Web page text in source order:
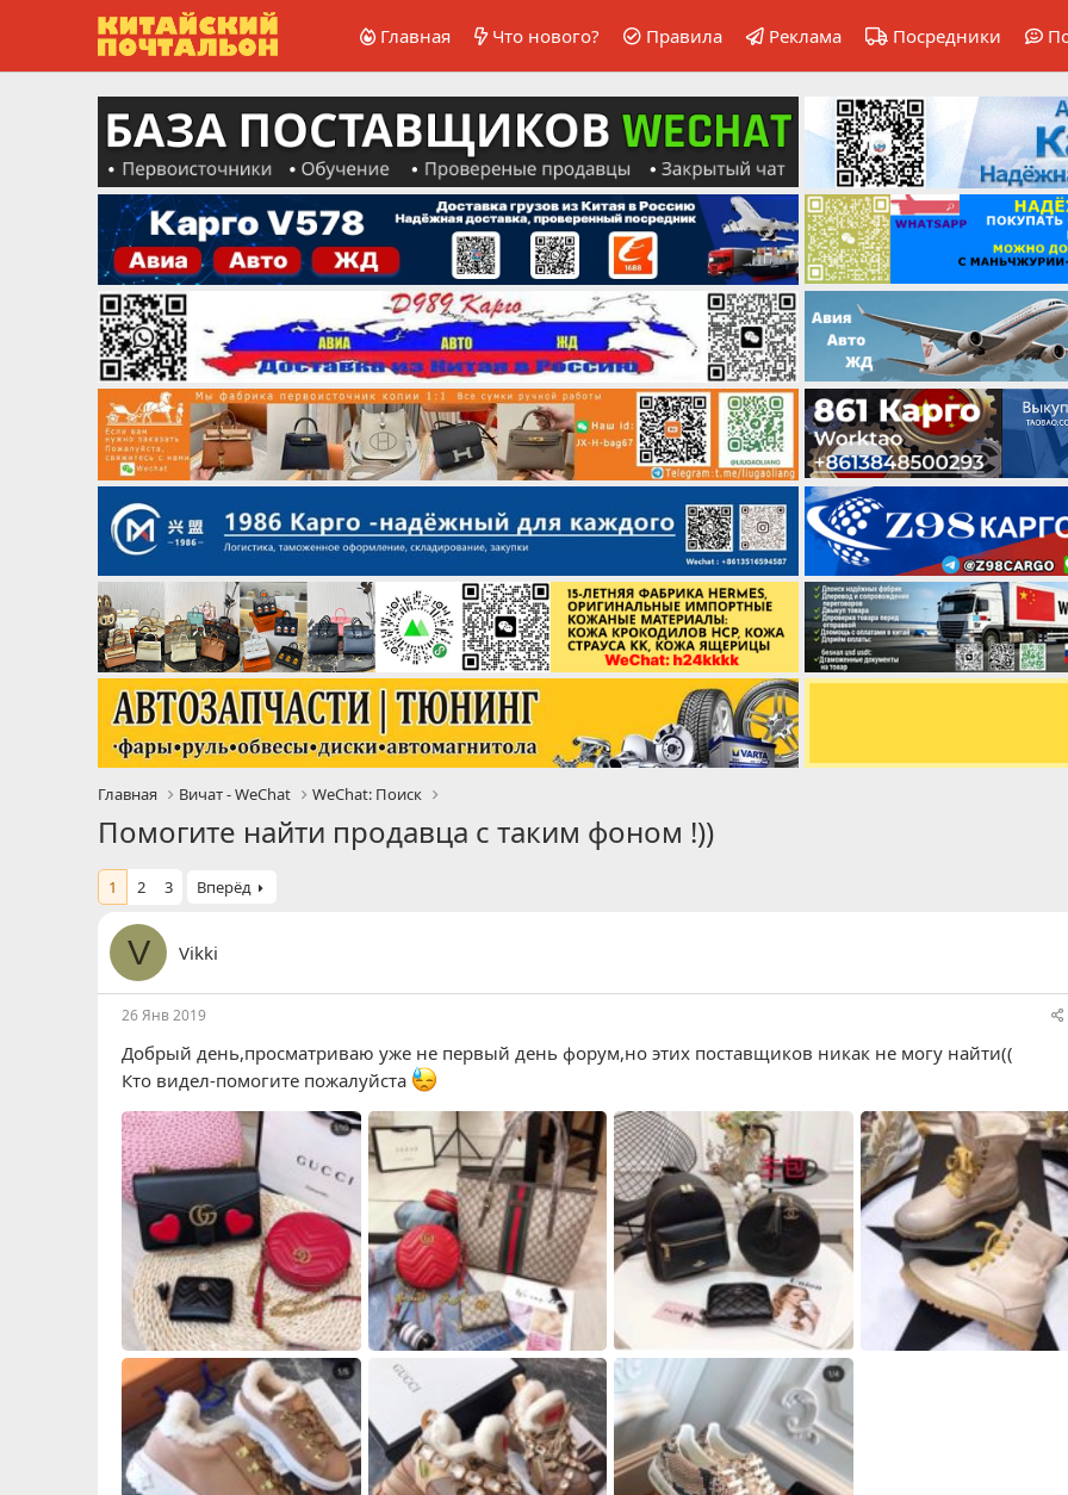
Главная Что нового? Правила Реклама Посредники
Главная Вичат - WeChat WeChat: Поиск
Помогите найти продавца с таким фоном !))
1 2 3 Вперёд
V Vikki
26 Янв 2019
Добрый день,просматриваю уже не первый день форум,но этих поставщиков никак не могу найти((
Кто видел-помогите пожалуйста